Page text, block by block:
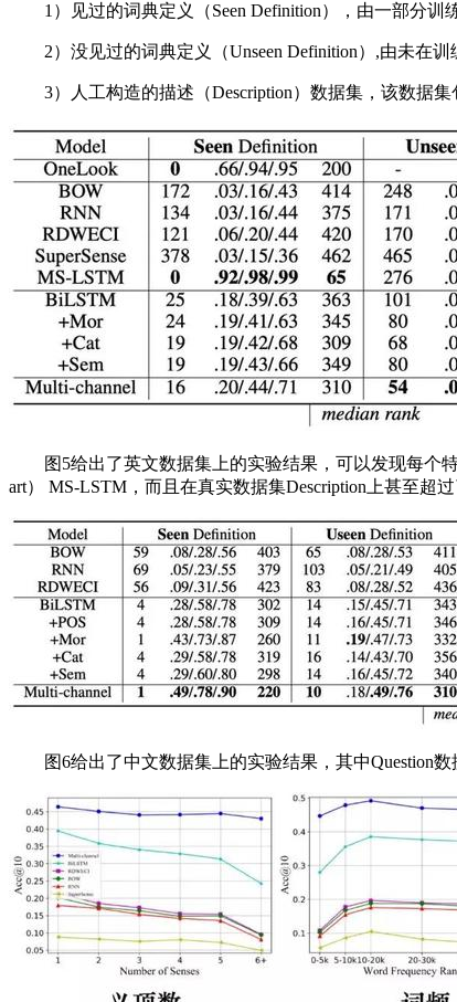
1）见过的词典定义（Seen Definition），由一部分训
2）没见过的词典定义（Unseen Definition）,由未在训
3）人工构造的描述（Description）数据集，该数据集
图5给出了英文数据集上的实验结果，可以发现每个特
art） MS-LSTM，而且在真实数据集Description上甚至超
图6给出了中文数据集上的实验结果，其中Question数